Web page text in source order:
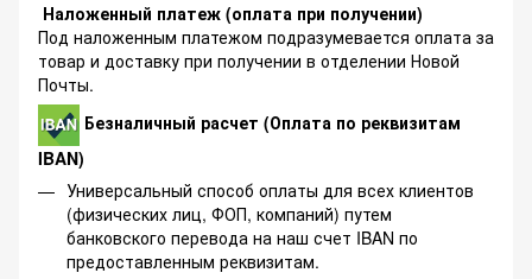
Наложенный платеж (оплата при получении)
Под наложенным платежом подразумевается оплата за
товар и доставку при получении в отделении Новой
Почты.
Безналичный расчет (Оплата по реквизитам
IBAN)
Универсальный способ оплаты для всех клиентов
(физических лиц, ФОП, компаний) путем
банковского перевода на наш счет IBAN по
предоставленным реквизитам.